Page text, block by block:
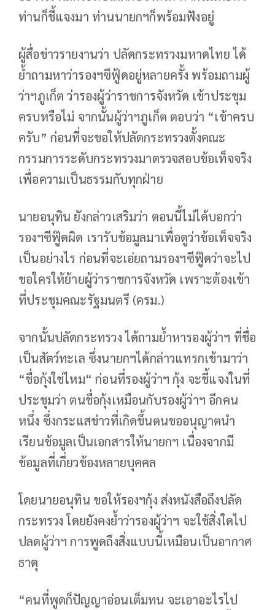
ท่านก็ชี้แจงมา ท่านนายกฯก็พร้อมฟังอยู่
ผู้สื่อข่าวรายงานว่า ปลัดกระทรวงมหาดไทย ได้
ย้ำถามหาว่ารองฯซีฟู้ดอยู่หลายครั้ง พร้อมถามผู้
ว่าฯภูเก็ต ว่ารองผู้ว่าราชการจังหวัด เข้าประชุม
ครบหรือไม่ จากนั้นผู้ว่าฯภูเก็ต ตอบว่า “เข้าครบ
ครับ” ก่อนที่จะขอให้ปลัดกระทรวงตั้งคณะ
กรรมการระดับกระทรวงมาตรวจสอบข้อเท็จจริง
เพื่อความเป็นธรรมกับทุกฝ่าย
นายอนุทิน ยังกล่าวเสริมว่า ตอนนี้ไม่ได้บอกว่า
รองฯซีฟู๊ดผิด เรารับข้อมูลมาเพื่อดูว่าข้อเท็จจริง
เป็นอย่างไร ก่อนที่จะเอ่ยถามรองฯซีฟู๊ดว่าจะไป
ขอใครให้ย้ายผู้ว่าราชการจังหวัด เพราะต้องเข้า
ที่ประชุมคณะรัฐมนตรี (ครม.)
จากนั้นปลัดกระทรวง ได้ถามย้ำหารองผู้ว่าฯ ที่ชื่อ
เป็นสัตว์ทะเล ซึ่งนายกฯได้กล่าวแทรกเข้ามาว่า
“ชื่อกุ้งใช่ไหม“ ก่อนที่รองผู้ว่าฯ กุ้ง จะชี้แจงในที่
ประชุมว่า ตนชื่อกุ้งเหมือนกับรองผู้ว่าฯ อีกคน
หนึ่ง ซึ่งกระแสข่าวที่เกิดขึ้นตนขออนุญาตนำ
เรียนข้อมูลเป็นเอกสารให้นายกฯ เนื่องจากมี
ข้อมูลที่เกี่ยวข้องหลายบุคคล
โดยนายอนุทิน ขอให้รองฯกุ้ง ส่งหนังสือถึงปลัด
กระทรวง โดยยังคงย้ำว่ารองผู้ว่าฯ จะใช้สิ่งใดไป
ปลดผู้ว่าฯ การพูดถึงสิ่งแบบนี้เหมือนเป็นอากาศ
ธาตุ
“คนที่พูดก็ปัญญาอ่อนเต็มทน จะเอาอะไรไป